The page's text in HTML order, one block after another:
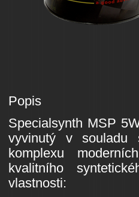
Popis
Specialsynth MSP
vyvinutý v souladu
komplexu
kvalitního
vlastnosti: